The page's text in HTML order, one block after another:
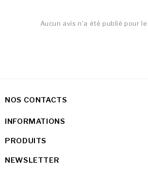
Aucun avis n'a été publié pour le
NOS CONTACTS
INFORMATIONS
PRODUITS
NEWSLETTER